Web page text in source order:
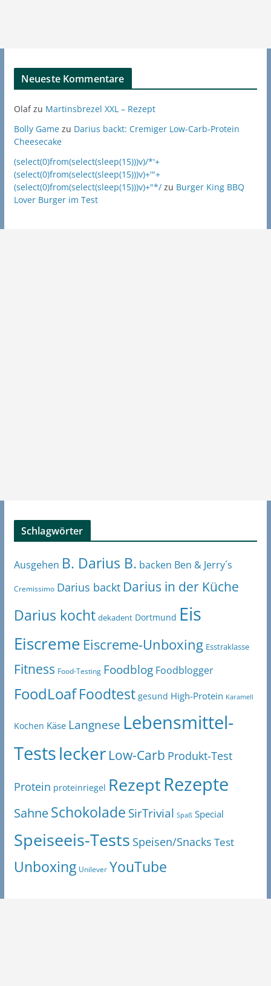
Neueste Kommentare
Olafzu Martinsbrezel XXL – Rezept
Bolly Gamezu Darius backt: Cremiger Low-Carb-Protein
Cheesecake
(select(0)from(select(sleep(15)))v)/*'+
(select(0)from(select(sleep(15)))v)+'"+
(select(0)from(select(sleep(15)))v)+"*/zu Burger King BBQ
Lover Burger im Test
Schlagwörter
Ausgehen B. Darius B. backen Ben & Jerry´s
Cremissimo Darius backt Darius in der Küche
Darius kocht dekadent Dortmund Eis
Eiscreme Eiscreme-Unboxing Esstraklasse
Fitness Food-Testing Foodblog Foodblogger
FoodLoaf Foodtest gesund High-Protein Karamell
Kochen Käse Langnese Lebensmittel-
Testslecker Low-Carb Produkt-Test
Protein proteinriegel RezeptRezepte
SahneSchokolade SirTrivial Spaß Special
Speiseeis-Tests Speisen/Snacks Test
Unboxing Unilever YouTube